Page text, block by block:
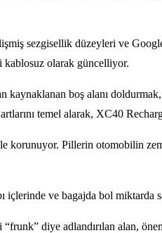
sezgisellik düzeyleri ve
kablosuz olarak güncelliyor.
boş alanı
temel alarak, XC40
korunuyor. Pillerin otomobilin
ve bagajda bol miktarda
diye adlandırılan alan,